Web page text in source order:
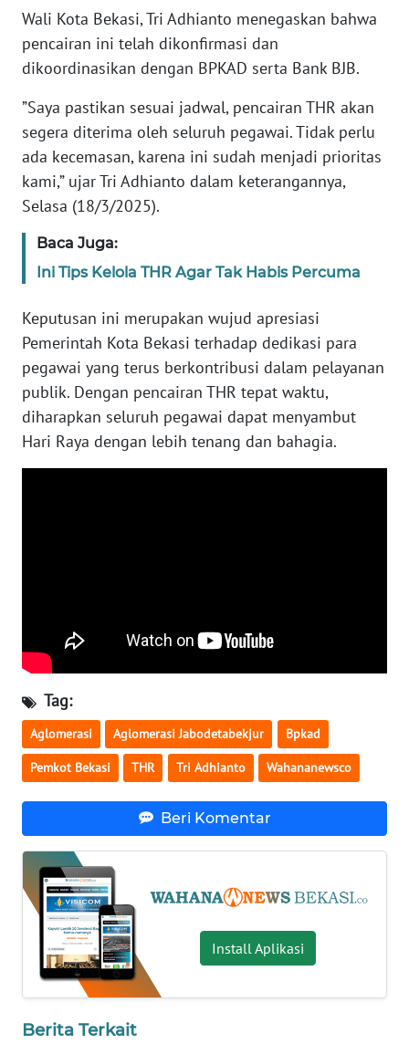
Wali Kota Bekasi, Tri Adhianto menegaskan bahwa
pencairan ini telah dikonfirmasi dan
dikoordinasikan dengan BPKAD serta Bank BJB.
”Saya pastikan sesuai jadwal, pencairan THR akan
segera diterima oleh seluruh pegawai. Tidak perlu
ada kecemasan, karena ini sudah menjadi prioritas
kami,” ujar Tri Adhianto dalam keterangannya,
Selasa (18/3/2025).
Baca Juga:
Ini Tips Kelola THR Agar Tak Habis Percuma
Keputusan ini merupakan wujud apresiasi
Pemerintah Kota Bekasi terhadap dedikasi para
pegawai yang terus berkontribusi dalam pelayanan
publik. Dengan pencairan THR tepat waktu,
diharapkan seluruh pegawai dapat menyambut
Hari Raya dengan lebih tenang dan bahagia.
Tag:
Aglomerasi Aglomerasi Jabodetabekjur Bpkad
Pemkot Bekasi THR Tri Adhianto Wahananewsco
Beri Komentar
Install Aplikasi
Berita Terkait
SULTRA
WN
WN
SULTENG
WN
WN
WN
SUMBAR
WN
SUMSEL
JATENG
NUSANTARA
WN
JOGJA
JATIM
WN
BALI
WN
KALBAR
WN
KALTENG